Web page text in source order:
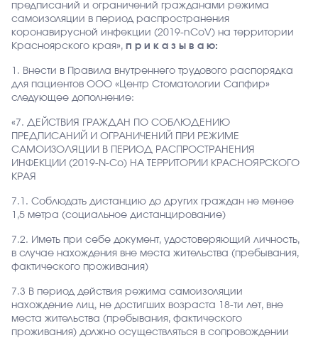
предписаний и ограничений гражданами режима
самоизоляции в период распространения
коронавирусной инфекции (2019-nCoV) на территории
Красноярского края», п р и к а з ы в а ю:
1. Внести в Правила внутреннего трудового распорядка
для пациентов ООО «Центр Стоматологии Сапфир»
следующее дополнение:
«7. ДЕЙСТВИЯ ГРАЖДАН ПО СОБЛЮДЕНИЮ
ПРЕДПИСАНИЙ И ОГРАНИЧЕНИЙ ПРИ РЕЖИМЕ
САМОИЗОЛЯЦИИ В ПЕРИОД РАСПРОСТРАНЕНИЯ
ИНФЕКЦИИ (2019-N-Co) НА ТЕРРИТОРИИ КРАСНОЯРСКОГО
КРАЯ
7.1. Соблюдать дистанцию до других граждан не менее
1,5 метра (социальное дистанцирование)
7.2. Иметь при себе документ, удостоверяющий личность,
в случае нахождения вне места жительства (пребывания,
фактического проживания)
7.3 В период действия режима самоизоляции
нахождение лиц, не достигших возраста 18-ти лет, вне
места жительства (пребывания, фактического
проживания) должно осуществляться в сопровождении